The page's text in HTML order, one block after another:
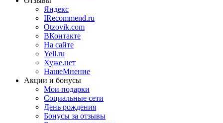
Яндекс
IRecommend.ru
Otzovik.com
ВКонтакте
На сайте
Yell.ru
Хуже.нет
НашеМнение
Акции и бонусы
Мои подарки
Социальные сети
День рождения
Бонусы за отзывы